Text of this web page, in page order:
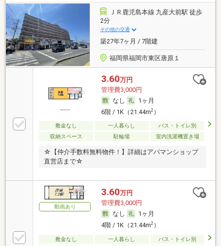
ＪＲ鹿児島本線 九産大前駅 徒歩
2分
その他の交通
築27年7ヶ月 / 7階建
福岡県福岡市東区唐原１
3.60万円
管理費3,000円
なし
1ヶ月
6階 / 1K（21.44m2）
敷金なし 一人暮らし
バス・トイレ別
収納スペース
駐輪場 室内洗濯機置き場
☆【仲介手数料無料物件！】詳細はアパマンショップ
直営店まで☆
動画あり
3.60万円
管理費3,000円
なし
1ヶ月
4階 / 1K（21.44m2）
敷金なし 一人暮らし
バス・トイレ別